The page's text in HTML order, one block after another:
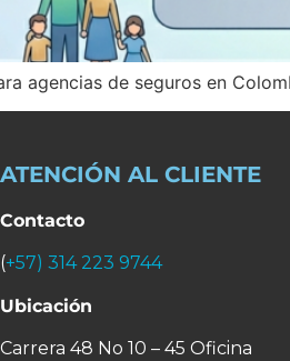
agencias de seguros en
ATENCIÓN AL CLIENTE
Contacto
(+57) 314 223 9744
Ubicación
Carrera 48 No 10 – 45 Oficina